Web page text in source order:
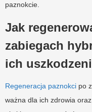
paznokcie.
Jak
zabiegach
ich
Regeneracja paznokci po
ważna dla ich zdrowia